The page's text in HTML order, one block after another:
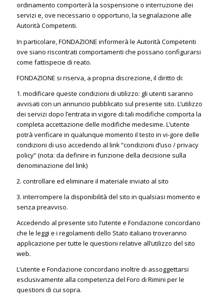
ordinamento comporterà la sospensione o interruzione dei
servizi e, ove necessario o opportuno, la segnalazione alle
Autorità Competenti.
In particolare, FONDAZIONE informerà le Autorità Competenti
ove siano riscontrati comportamenti che possano configurarsi
come fattispecie di reato.
FONDAZIONE si riserva, a propria discrezione, il diritto di:
1. modificare queste condizioni di utilizzo: gli utenti saranno
avvisati con un annuncio pubblicato sul presente sito. L’utilizzo
dei servizi dopo l’entrata in vigore di tali modifiche comporta la
completa accettazione delle modifiche medesime. L’utente
potrà verificare in qualunque momento il testo in vi-gore delle
condizioni di uso accedendo al link “condizioni d’uso / privacy
policy” (nota: da definire in funzione della decisione sulla
denominazione del link)
2. controllare ed eliminare il materiale inviato al sito
3. interrompere la disponibilità del sito in qualsiasi momento e
senza preavviso.
Accedendo al presente sito l’utente e Fondazione concordano
che le leggi e i regolamenti dello Stato italiano troveranno
applicazione per tutte le questioni relative all’utilizzo del sito
web.
L’utente e Fondazione concordano inoltre di assoggettarsi
esclusivamente alla competenza del Foro di Rimini per le
questioni di cui sopra.